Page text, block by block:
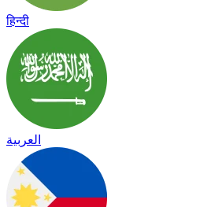
हिन्दी
العربية